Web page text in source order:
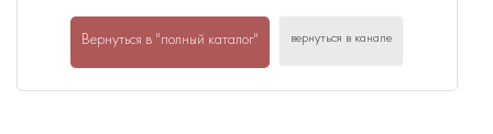
Вернуться в "полный каталог" вернуться в канапе